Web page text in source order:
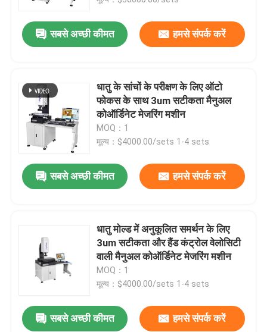
सबसे अच्छी कीमत हमसे संपर्क करें
धातु के सांचों के परीक्षण के लिए ऑटो
फोकस के साथ 3um सटीकता मैनुअल
कोऑर्डिनेट मेजरिंग मशीन
MOQ：1
मूल्य：$4000.00/sets 1-4 sets
सबसे अच्छी कीमत हमसे संपर्क करें
धातु मोल्ड में अनुकूलित समर्थन के लिए
3um सटीकता और हैंड कंट्रोल वेलोसिटी
वाली मैनुअल कोऑर्डिनेट मेजरिंग मशीन
MOQ：1
मूल्य：$4000.00/sets 1-4 sets
सबसे अच्छी कीमत हमसे संपर्क करें